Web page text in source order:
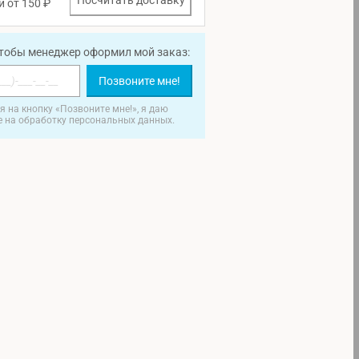
от 150 ₽
менеджер оформил мой заказ:
Позвоните мне!
на кнопку «Позвоните мне!», я даю
на обработку персональных данных.